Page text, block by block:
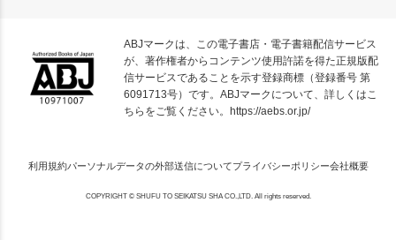
ABJマークは、この電子書店・電子書籍配信サービス
が、著作権者からコンテンツ使用許諾を得た正規版配
信サービスであることを示す登録商標（登録番号 第
6091713号）です。ABJマークについて、詳しくはこ
ちらをご覧ください。 https://aebs.or.jp/
利用規約パーソナルデータの外部送信についてプライバシーポリシー会社概要
COPYRIGHT © SHUFU TO SEIKATSU SHA CO.,LTD. All rights reserved.